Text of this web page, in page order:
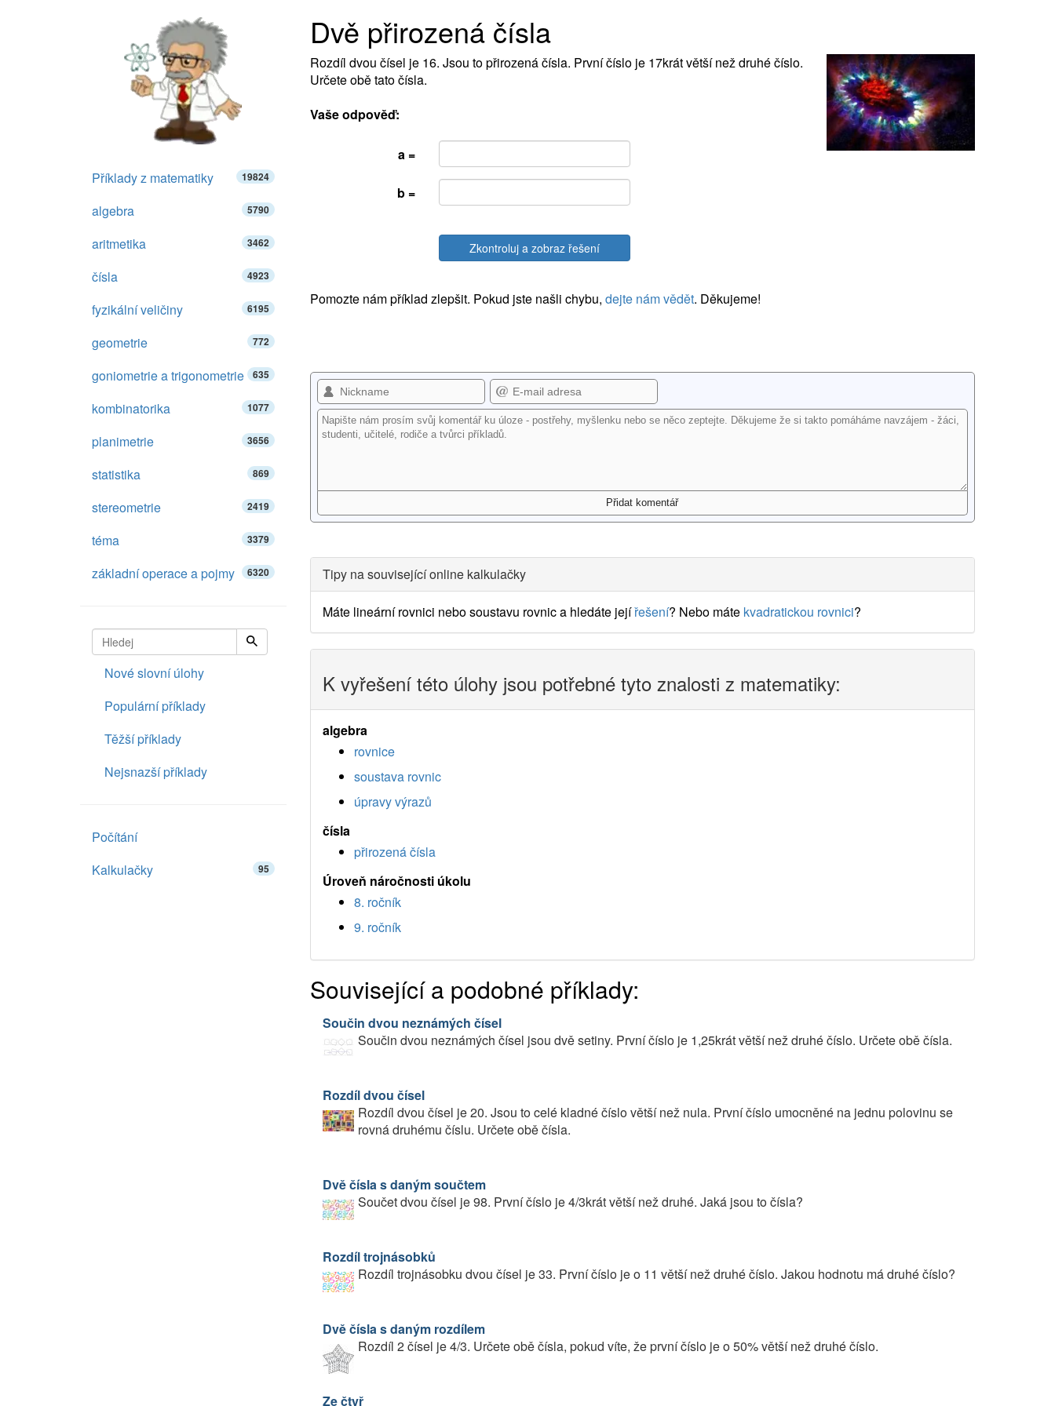
Dvě přirozená čísla
Rozdíl dvou čísel je 16. Jsou to přirozená čísla. První číslo je 17krát větší než druhé číslo.
Určete obě tato čísla.
Vaše odpověď:
a =
b =
Zkontroluj a zobraz řešení
Pomozte nám příklad zlepšit. Pokud jste našli chybu, dejte nám vědět. Děkujeme!
Tipy na související online kalkulačky
Máte lineární rovnici nebo soustavu rovnic a hledáte jejířešení? Nebo máte kvadratickou rovnici?
K vyřešení této úlohy jsou potřebné tyto znalosti z matematiky:
algebra
rovnice
soustava rovnic
úpravy výrazů
čísla
přirozená čísla
Úroveň náročnosti úkolu
8. ročník
9. ročník
Související a podobné příklady:
Součin dvou neznámých čísel
Součin dvou neznámých čísel jsou dvě setiny. První číslo je 1,25krát větší než druhé číslo. Určete obě čísla.
Rozdíl dvou čísel
Rozdíl dvou čísel je 20. Jsou to celé kladné číslo větší než nula. První číslo umocněné na jednu polovinu se
rovná druhému číslu. Určete obě čísla.
Dvě čísla s daným součtem
Součet dvou čísel je 98. První číslo je 4/3krát větší než druhé. Jaká jsou to čísla?
Rozdíl trojnásobků
Rozdíl trojnásobku dvou čísel je 33. První číslo je o 11 větší než druhé číslo. Jakou hodnotu má druhé číslo?
Dvě čísla s daným rozdílem
Rozdíl 2 čísel je 4/3. Určete obě čísla, pokud víte, že první číslo je o 50% větší než druhé číslo.
Ze čtyř
Příklady z matematiky 19824
algebra 5790
aritmetika 3462
čísla 4923
fyzikální veličiny 6195
geometrie 772
goniometrie a trigonometrie 635
kombinatorika 1077
planimetrie 3656
statistika 869
stereometrie 2419
téma 3379
základní operace a pojmy 6320
Nové slovní úlohy
Populární příklady
Těžší příklady
Nejsnazší příklady
Počítání
Kalkulačky
95